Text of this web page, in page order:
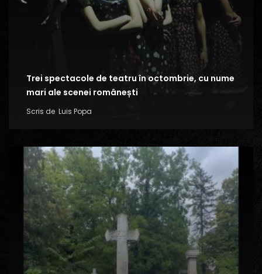
Trei spectacole de teatru în octombrie, cu nume
mari ale scenei românești
Scris de Luis Popa